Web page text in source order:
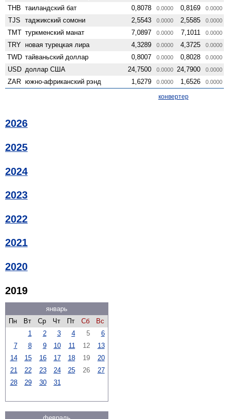
THB таиландский бат 0,8078 0.0000 0,8169 0.0000
TJS таджикский сомони 2,5543 0.0000 2,5585 0.0000
TMT туркменский манат 7,0897 0.0000 7,1011 0.0000
TRY новая турецкая лира 4,3289 0.0000 4,3725 0.0000
TWD тайваньский доллар 0,8007 0.0000 0,8028 0.0000
USD доллар США 24,7500 0.0000 24,7900 0.0000
ZAR южно-африканский рэнд 1,6279 0.0000 1,6526 0.0000
конвертер
2026
2025
2024
2023
2022
2021
2020
2019
январь
Пн
Вт Ср Чт Пт Сб
Вс
1
2 3 4 5
6
7
8 9 10 11 12
13
14
15 16 17 18 19
20
21
22 23 24 25 26
27
28
29 30 31